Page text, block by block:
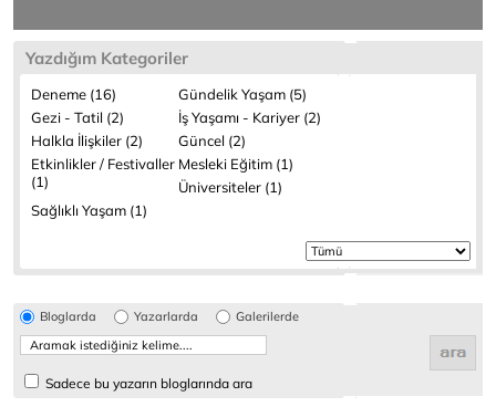
Yazdığım Kategoriler
Deneme (16)
Gündelik Yaşam (5)
Gezi - Tatil (2)
İş Yaşamı - Kariyer (2)
Halkla İlişkiler (2)
Güncel (2)
Etkinlikler / Festivaller
(1)
Mesleki Eğitim (1)
Üniversiteler (1)
Sağlıklı Yaşam (1)
Bloglarda Yazarlarda Galerilerde
Sadece bu yazarın bloglarında ara